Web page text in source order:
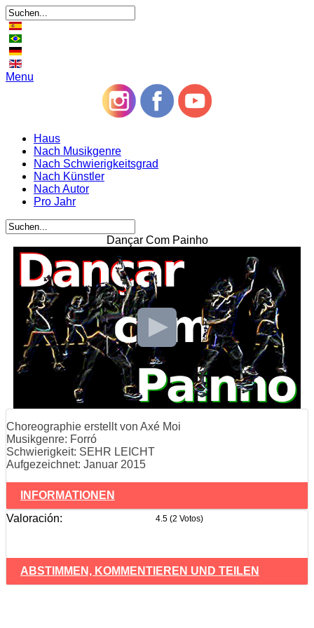
Menu
Haus
Nach Musikgenre
Nach Schwierigkeitsgrad
Nach Künstler
Nach Autor
Pro Jahr
Dançar Com Painho
Choreographie erstellt von Axé Moi
Musikgenre: Forró
Schwierigkeit: SEHR LEICHT
Aufgezeichnet: Januar 2015
INFORMATIONEN
Valoración:
4.5 (2 Votos)
ABSTIMMEN, KOMMENTIEREN UND TEILEN